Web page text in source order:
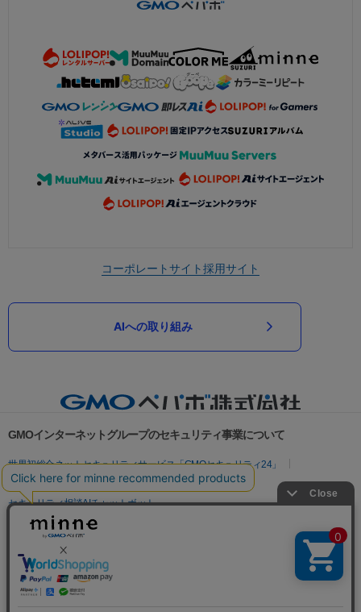
コーポレートサイト採用サイト
AIへの取り組み
GMOインターネットグループのセキュリティ事業について
世界初総合ネットセキュリティサービス「GMOセキュリティ24」
パスワード漏洩診断
Webサイトリスク診断
セキュリティ相談AIチャットボット
実在証明・盗聴対策
サイバー攻撃対策（GMO Flatt Security）
セキュリティ事業の軌跡